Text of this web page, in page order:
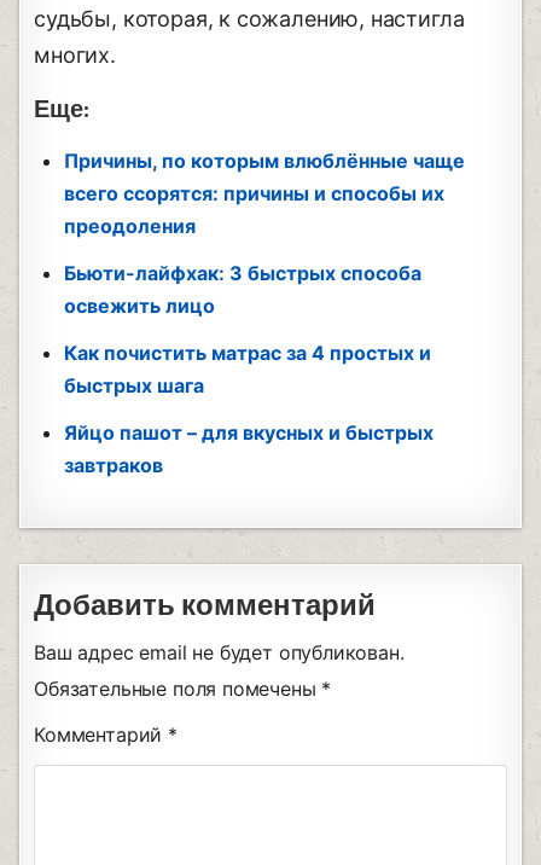
судьбы, которая, к сожалению, настигла
многих.
Еще:
Причины, по которым влюблённые чаще
всего ссорятся: причины и способы их
преодоления
Бьюти-лайфхак: 3 быстрых способа
освежить лицо
Как почистить матрас за 4 простых и
быстрых шага
Яйцо пашот – для вкусных и быстрых
завтраков
Добавить комментарий
Ваш адрес email не будет опубликован.
Обязательные поля помечены *
Комментарий *